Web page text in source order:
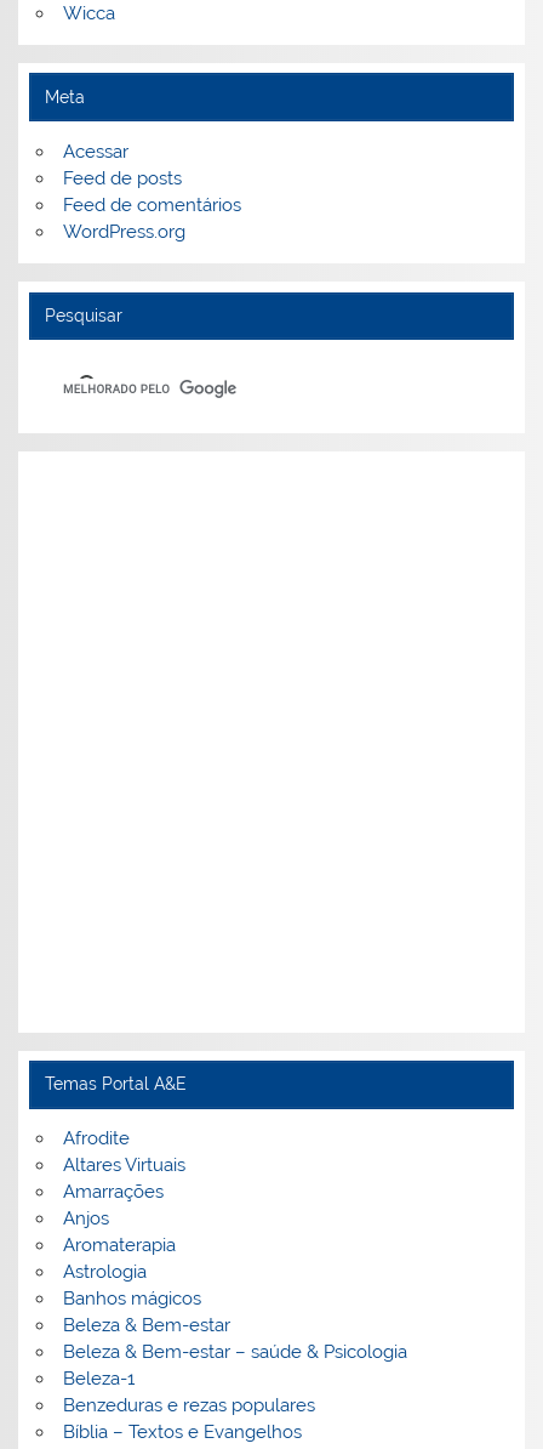
Wicca
Meta
Acessar
Feed de posts
Feed de comentários
WordPress.org
Pesquisar
Temas Portal A&E
Afrodite
Altares Virtuais
Amarrações
Anjos
Aromaterapia
Astrologia
Banhos mágicos
Beleza & Bem-estar
Beleza & Bem-estar – saúde & Psicologia
Beleza-1
Benzeduras e rezas populares
Bíblia – Textos e Evangelhos